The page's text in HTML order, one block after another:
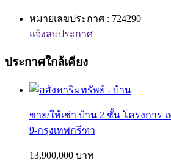
หมายเลขประกาศ : 724290
แจ้งลบประกาศ
ประกาศใกล้เคียง
ขาย/ให้เช่า บ้าน 2 ชั้น โครงการ
9-กรุงเทพกรีฑา
13,900,000 บาท